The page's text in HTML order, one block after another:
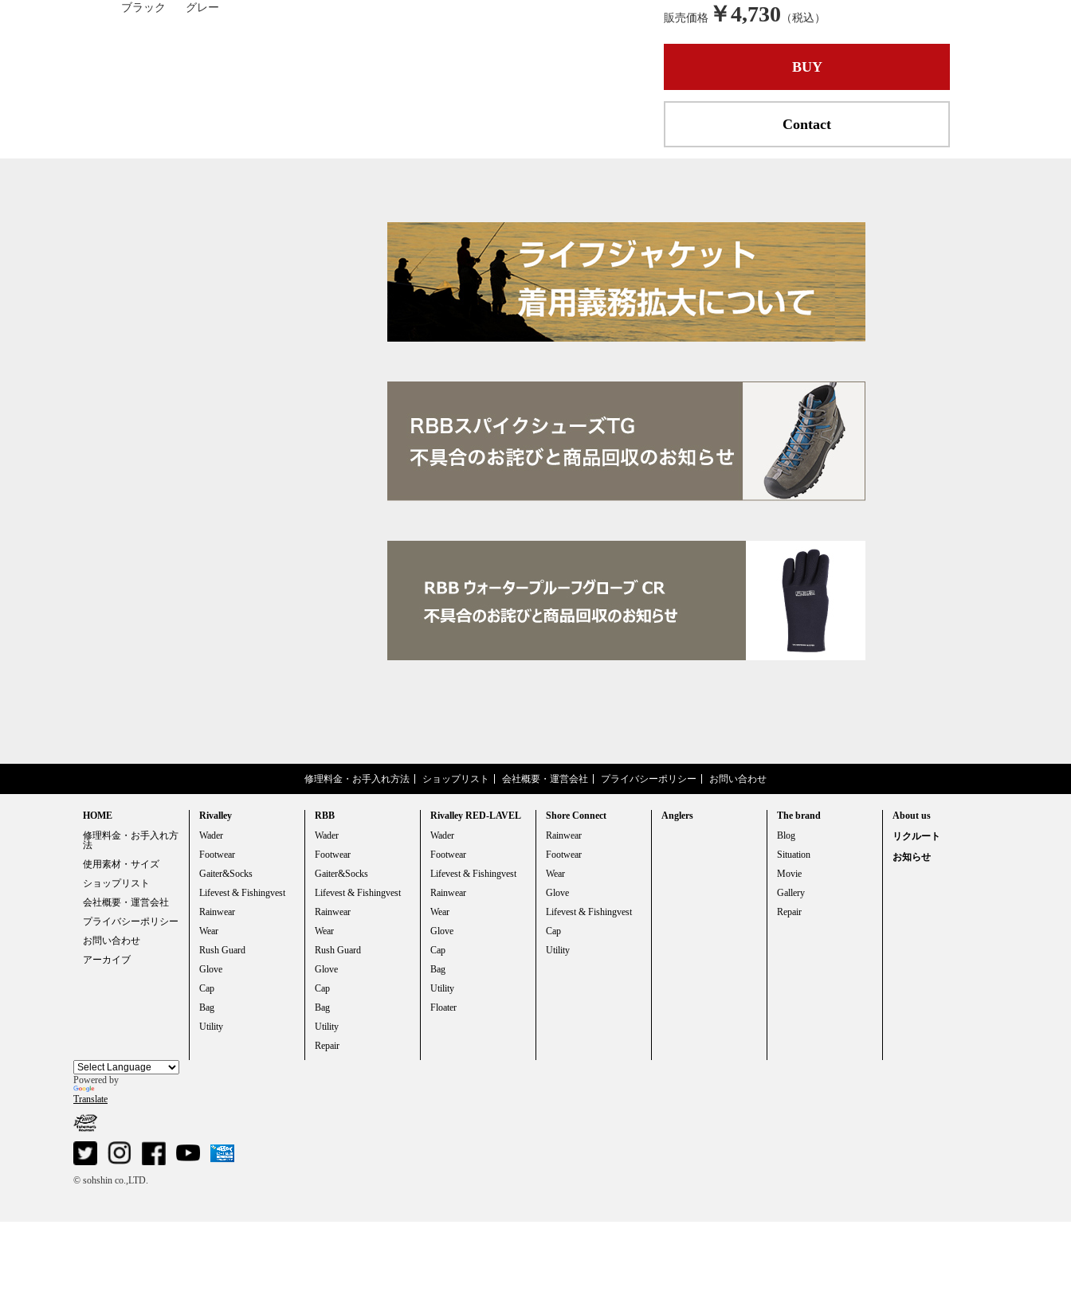
ブラック グレー
販売価格 ￥4,730 （税込）
BUY
Contact
修理料金・お手入れ方法 ショップリスト 会社概要・運営会社 プライバシーポリシー お問い合わせ
HOME
修理料金・お手入れ方
法
使用素材・サイズ
ショップリスト
会社概要・運営会社
プライバシーポリシー
お問い合わせ
アーカイブ
Rivalley
Wader
Footwear
Gaiter&Socks
Lifevest & Fishingvest
Rainwear
Wear
Rush Guard
Glove
Cap
Bag
Utility
RBB
Wader
Footwear
Gaiter&Socks
Lifevest & Fishingvest
Rainwear
Wear
Rush Guard
Glove
Cap
Bag
Utility
Repair
Rivalley RED-LAVEL
Wader
Footwear
Lifevest & Fishingvest
Rainwear
Wear
Glove
Cap
Bag
Utility
Floater
Shore Connect
Rainwear
Footwear
Wear
Glove
Lifevest & Fishingvest
Cap
Utility
Anglers
The brand
Blog
Situation
Movie
Gallery
Repair
About us
リクルート
お知らせ
Powered by
Translate
© sohshin co.,LTD.